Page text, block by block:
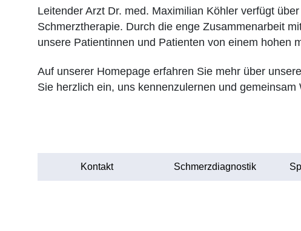
Leitender Arzt Dr. med. Maximilian Köhler verfügt
Schmerztherapie. Durch die enge Zusammenarbeit
unsere Patientinnen und Patienten von einem hohen
Auf unserer Homepage erfahren Sie mehr über
Sie herzlich ein, uns kennenzulernen und
Kontakt Schmerzdiagnostik